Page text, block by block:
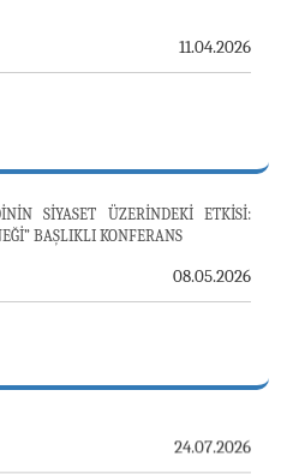
11.04.2026
SİYASET ÜZERİNDEKİ ETKİSİ:
BAŞLIKLI KONFERANS
08.05.2026